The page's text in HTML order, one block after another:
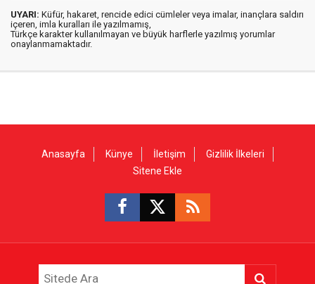
UYARI: Küfür, hakaret, rencide edici cümleler veya imalar, inançlara saldırı
içeren, imla kuralları ile yazılmamış,
Türkçe karakter kullanılmayan ve büyük harflerle yazılmış yorumlar
onaylanmamaktadır.
Anasayfa Künye İletişim
Gizlilik İlkeleri
Sitene Ekle